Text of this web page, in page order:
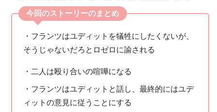
今回のストーリーのまとめ
・フランツはユディットを犠牲にしたくないが、
そうじゃないだろとロゼロに諭される
・二人は殴り合いの喧嘩になる
・フランツはユディットと話し、最終的にはユデ
ィットの意見に従うことにする